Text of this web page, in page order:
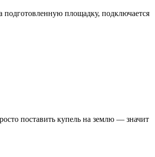
площадку, подключается
поставить купель на землю — значит